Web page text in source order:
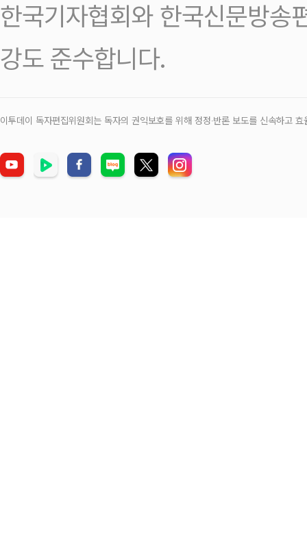
한국기자협회와 한국신문방송
강도 준수합니다.
이투데이 독자편집위원회는 독자의 권익보호를 위해 정정‧반론 보도를 신속하고